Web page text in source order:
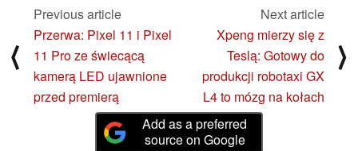
⟨
Previous article
Przerwa: Pixel 11 i Pixel
11 Pro ze świecącą
kamerą LED ujawnione
przed premierą
Next article
Xpeng mierzy się z
Teslą: Gotowy do
produkcji robotaxi GX
L4 to mózg na kołach
⟩
Add as a preferred
source on Google